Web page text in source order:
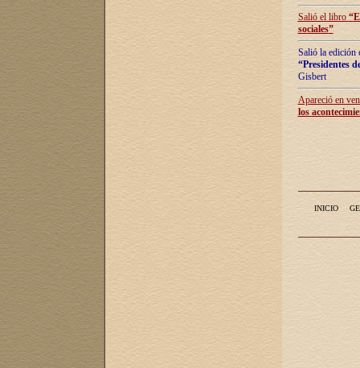
Salió el libro “
sociales”
Salió la edición
“Presidentes
Gisbert
Apareció en
los
INICIO